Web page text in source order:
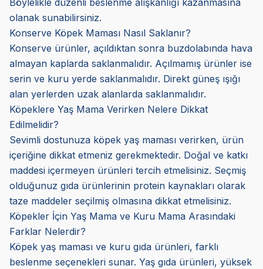
Böylelikle düzenli beslenme alışkanlığı kazanmasına
olanak sunabilirsiniz.
Konserve Köpek Maması Nasıl Saklanır?
Konserve ürünler, açıldıktan sonra buzdolabında hava
almayan kaplarda saklanmalıdır. Açılmamış ürünler ise
serin ve kuru yerde saklanmalıdır. Direkt güneş ışığı
alan yerlerden uzak alanlarda saklanmalıdır.
Köpeklere Yaş Mama Verirken Nelere Dikkat
Edilmelidir?
Sevimli dostunuza köpek yaş maması verirken, ürün
içeriğine dikkat etmeniz gerekmektedir. Doğal ve katkı
maddesi içermeyen ürünleri tercih etmelisiniz. Seçmiş
olduğunuz gıda ürünlerinin protein kaynakları olarak
taze maddeler seçilmiş olmasına dikkat etmelisiniz.
Köpekler İçin Yaş Mama ve Kuru Mama Arasındaki
Farklar Nelerdir?
Köpek yaş maması ve kuru gıda ürünleri, farklı
beslenme seçenekleri sunar. Yaş gıda ürünleri, yüksek